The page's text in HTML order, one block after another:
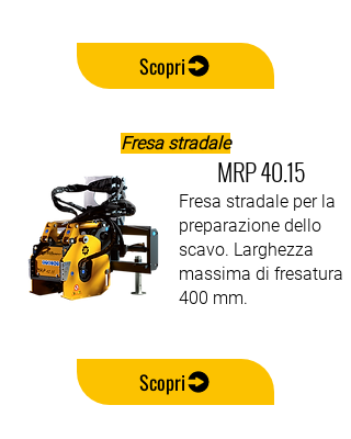
Scopri
Fresa stradale
MRP 40.15
Fresa stradale per la
preparazione dello
scavo. Larghezza
massima di fresatura
400 mm.
Scopri